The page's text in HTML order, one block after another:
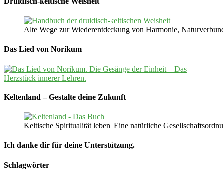
Alte Wege zur Wiederentdeckung von Harmonie,
Das Lied von Norikum
Keltenland – Gestalte deine Zukunft
Keltische Spiritualität leben. Eine natürliche
Ich danke dir für deine Unterstützung.
Schlagwörter